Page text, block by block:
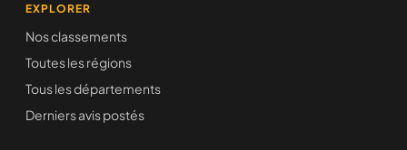
EXPLORER
Nos classements
Toutes les régions
Tous les départements
Derniers avis postés